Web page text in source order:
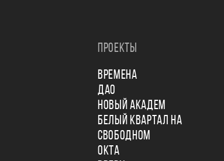
ПРОЕКТЫ
ВРЕМЕНА
ДАО
НОВЫЙ АКАДЕМ
БЕЛЫЙ КВАРТАЛ НА
СВОБОДНОМ
ОКТА